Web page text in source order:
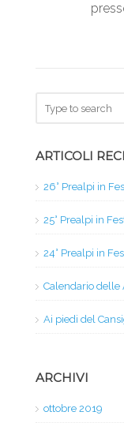
ARTICOLI
26° Prealpi in
25° Prealpi in
24° Prealpi in
Calendario delle
Ai piedi del
ARCHIVI
ottobre 2019